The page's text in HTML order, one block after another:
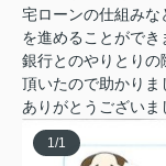
宅ローンの仕組み
を進めることができ
銀行とのやりとり
頂いたので助かりま
ありがとうございま
1/1